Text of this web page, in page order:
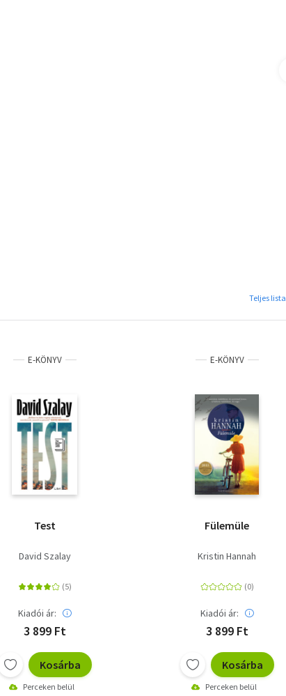
Teljes lista
E-KÖNYV
Test
David Szalay
Kiadói ár:
3 899 Ft
Kosárba
Perceken belül
E-KÖNYV
Fülemüle
Kristin Hannah
Kiadói ár:
3 899 Ft
Kosárba
Perceken belül